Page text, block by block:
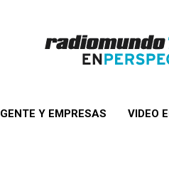
GENTE Y EMPRESAS VIDEO